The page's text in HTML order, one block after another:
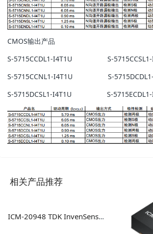
CMOS输出产品
S-5715CCDL1-I4T1U S-5715CCSL1-
S-5715CCNL1-I4T1U S-5715DCDL1-
S-5715DCSL1-I4T1U S-5715ECDL1-
相关产品推荐
ICM-20948 TDK InvenSense